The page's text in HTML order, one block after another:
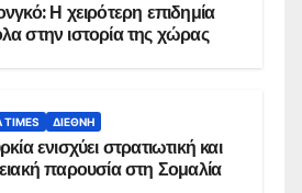
Η χειρότερη επιδημία
στην ιστορία της χώρας
TIMES ΔΙΕΘΝΉ
ενισχύει στρατιωτική και
παρουσία στη Σομαλία